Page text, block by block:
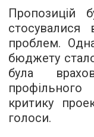
Пропозицій
стосувалися
проблем.
бюджету
була
критику
голоси.